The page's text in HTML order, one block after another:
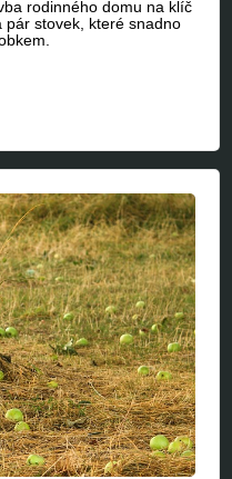
rodinného domu na klíč
stovek, které snadno